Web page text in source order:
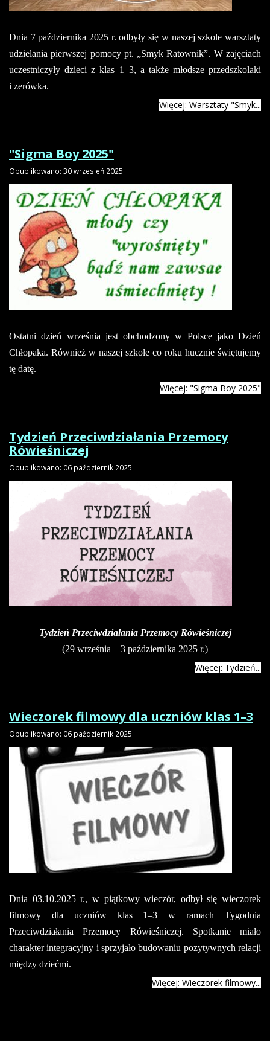
Dnia 7 października 2025 r. odbyły się w naszej szkole warsztaty
udzielania pierwszej pomocy pt. „Smyk Ratownik”. W zajęciach
uczestniczyły dzieci z klas 1–3, a także młodsze przedszkolaki
i zerówka.
Więcej: Warsztaty "Smyk...
"Sigma Boy 2025"
Opublikowano: 30 wrzesień 2025
Ostatni dzień września jest obchodzony w Polsce jako Dzień
Chłopaka. Również w naszej szkole co roku hucznie świętujemy
tę datę.
Więcej: "Sigma Boy 2025"
Tydzień Przeciwdziałania Przemocy
Rówieśniczej
Opublikowano: 06 październik 2025
Tydzień Przeciwdziałania Przemocy Rówieśniczej
(29 września – 3 października 2025 r.)
Więcej: Tydzień...
Wieczorek filmowy dla uczniów klas 1–3
Opublikowano: 06 październik 2025
Dnia 03.10.2025 r., w piątkowy wieczór, odbył się wieczorek
filmowy dla uczniów klas 1–3 w ramach Tygodnia
Przeciwdziałania Przemocy Rówieśniczej. Spotkanie miało
charakter integracyjny i sprzyjało budowaniu pozytywnych relacji
między dziećmi.
Więcej: Wieczorek filmowy...